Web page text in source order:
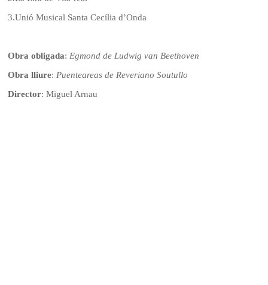
3.Unió Musical Santa Cecília d’Onda
Obra obligada:Egmond de Ludwig van Beethoven
Obra lliure:Puenteareas de Reveriano Soutullo
Director: Miguel Arnau